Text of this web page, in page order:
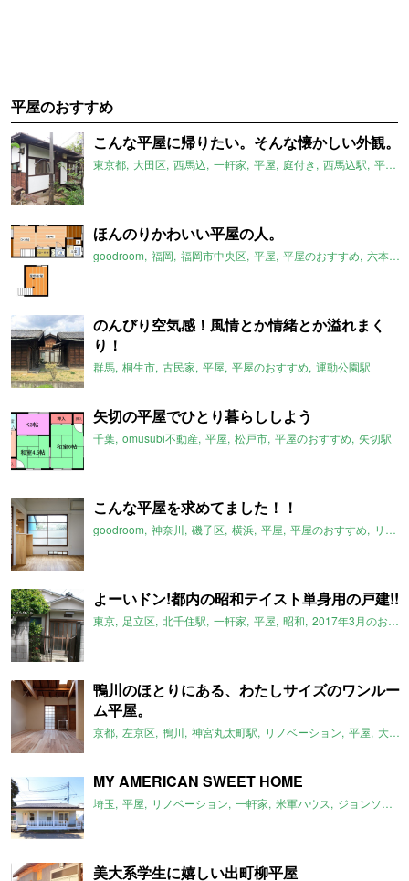
平屋のおすすめ
こんな平屋に帰りたい。そんな懐かしい外観。
東京都 大田区 西馬込 一軒家 平屋 庭付き 西馬込駅 平屋のおすすめ
ほんのりかわいい平屋の人。
goodroom 福岡 福岡市中央区 平屋 平屋のおすすめ 六本松駅
のんびり空気感！風情とか情緒とか溢れまく
り！
群馬 桐生市 古民家 平屋 平屋のおすすめ 運動公園駅
矢切の平屋でひとり暮らししよう
千葉 omusubi不動産 平屋 松戸市 平屋のおすすめ 矢切駅
こんな平屋を求めてました！！
goodroom 神奈川 磯子区 横浜 平屋 平屋のおすすめ リノベーション
よーいドン!都内の昭和テイスト単身用の戸建!!
東京 足立区 北千住駅 一軒家 平屋 昭和 2017年3月のおすすめ
鴨川のほとりにある、わたしサイズのワンルー
ム平屋。
京都 左京区 鴨川 神宮丸太町駅 リノベーション 平屋 大文字山
MY AMERICAN SWEET HOME
埼玉 平屋 リノベーション 一軒家 米軍ハウス ジョンソンタウン
美大系学生に嬉しい出町柳平屋